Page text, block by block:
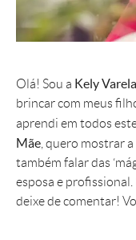
Olá! Sou a Kely Varela
brincar com meus
aprendi em todos
Mãe , quero mostrar
também falar das
esposa e
deixe de comentar!